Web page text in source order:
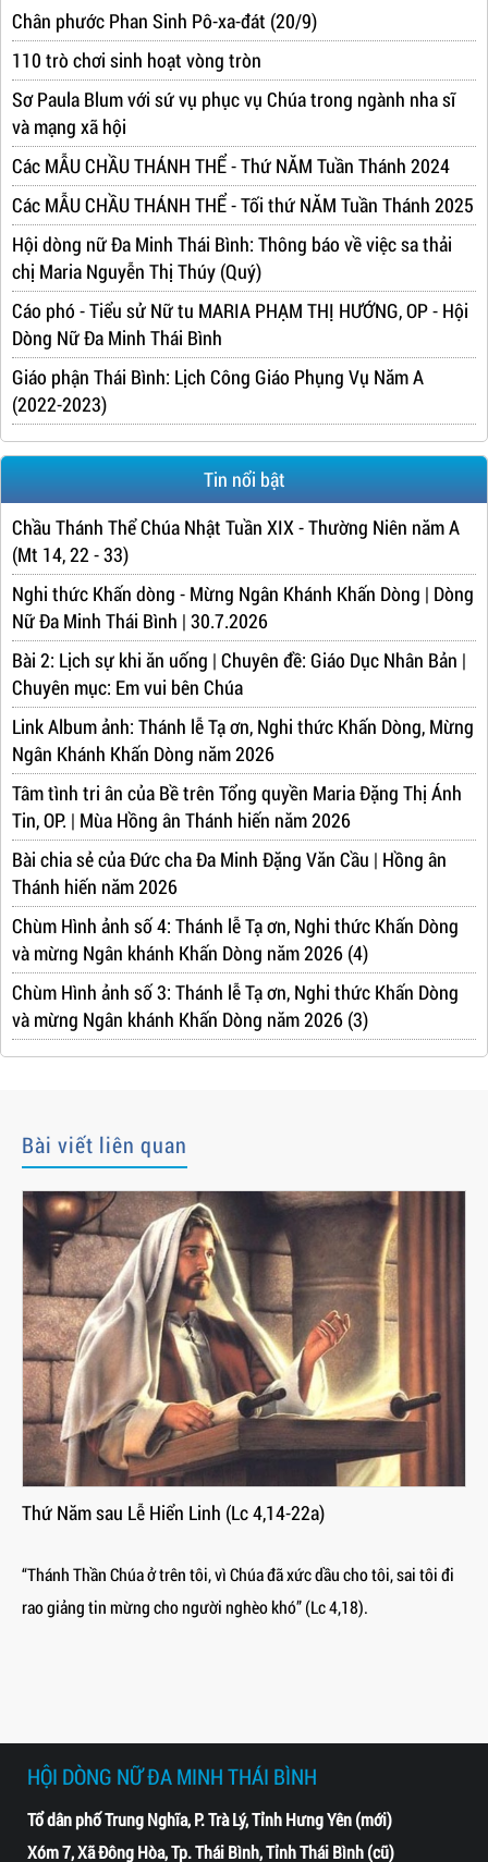
Chân phước Phan Sinh Pô-xa-đát (20/9)
110 trò chơi sinh hoạt vòng tròn
Sơ Paula Blum với sứ vụ phục vụ Chúa trong ngành nha sĩ
và mạng xã hội
Các MẪU CHẦU THÁNH THỂ - Thứ NĂM Tuần Thánh 2024
Các MẪU CHẦU THÁNH THỂ - Tối thứ NĂM Tuần Thánh 2025
Hội dòng nữ Đa Minh Thái Bình: Thông báo về việc sa thải
chị Maria Nguyễn Thị Thúy (Quý)
Cáo phó - Tiểu sử Nữ tu MARIA PHẠM THỊ HƯỚNG, OP - Hội
Dòng Nữ Đa Minh Thái Bình
Giáo phận Thái Bình: Lịch Công Giáo Phụng Vụ Năm A
(2022-2023)
Tin nổi bật
Chầu Thánh Thể Chúa Nhật Tuần XIX - Thường Niên năm A
(Mt 14, 22 - 33)
Nghi thức Khấn dòng - Mừng Ngân Khánh Khấn Dòng | Dòng
Nữ Đa Minh Thái Bình | 30.7.2026
Bài 2: Lịch sự khi ăn uống | Chuyên đề: Giáo Dục Nhân Bản |
Chuyên mục: Em vui bên Chúa
Link Album ảnh: Thánh lễ Tạ ơn, Nghi thức Khấn Dòng, Mừng
Ngân Khánh Khấn Dòng năm 2026
Tâm tình tri ân của Bề trên Tổng quyền Maria Đặng Thị Ánh
Tin, OP. | Mùa Hồng ân Thánh hiến năm 2026
Bài chia sẻ của Đức cha Đa Minh Đặng Văn Cầu | Hồng ân
Thánh hiến năm 2026
Chùm Hình ảnh số 4: Thánh lễ Tạ ơn, Nghi thức Khấn Dòng
và mừng Ngân khánh Khấn Dòng năm 2026 (4)
Chùm Hình ảnh số 3: Thánh lễ Tạ ơn, Nghi thức Khấn Dòng
và mừng Ngân khánh Khấn Dòng năm 2026 (3)
Bài viết liên quan
Thứ Năm sau Lễ Hiển Linh (Lc 4,14-22a)
“Thánh Thần Chúa ở trên tôi, vì Chúa đã xức dầu cho tôi, sai tôi đi
rao giảng tin mừng cho người nghèo khó” (Lc 4,18).
HỘI DÒNG NỮ ĐA MINH THÁI BÌNH
Tổ dân phố Trung Nghĩa, P. Trà Lý, Tỉnh Hưng Yên (mới)
Xóm 7, Xã Đông Hòa, Tp. Thái Bình, Tỉnh Thái Bình (cũ)